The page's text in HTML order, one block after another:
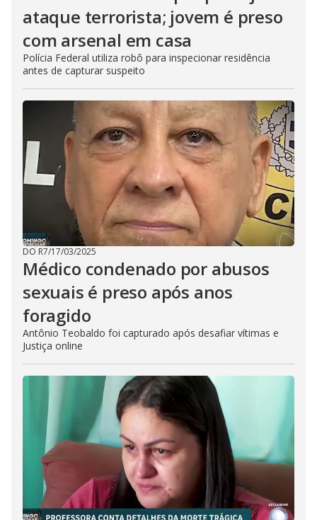
ataque terrorista; jovem é preso
com arsenal em casa
Polícia Federal utiliza robô para inspecionar residência
antes de capturar suspeito
DO R7/17/03/2025
Médico condenado por abusos
sexuais é preso após anos
foragido
Antônio Teobaldo foi capturado após desafiar vítimas e
Justiça online